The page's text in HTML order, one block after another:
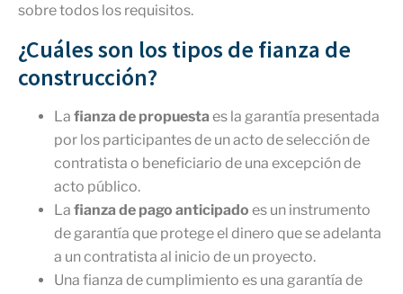
sobre todos los requisitos.
¿Cuáles son los tipos de fianza de
construcción?
La fianza de propuesta es la garantía presentada
por los participantes de un acto de selección de
contratista o beneficiario de una excepción de
acto público.
La fianza de pago anticipado es un instrumento
de garantía que protege el dinero que se adelanta
a un contratista al inicio de un proyecto.
Una fianza de cumplimiento es una garantía de